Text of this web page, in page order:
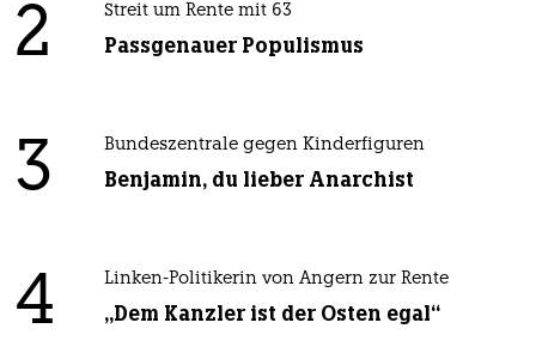
2 Streit um Rente mit 63
Passgenauer Populismus
3 Bundeszentrale gegen Kinderfiguren
Benjamin, du lieber Anarchist
4 Linken-Politikerin von Angern zur Rente
„Dem Kanzler ist der Osten egal“